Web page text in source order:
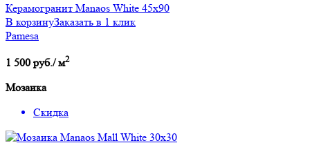
Керамогранит Manaos White 45x90
В корзинуЗаказать в 1 клик
Pamesa
1 500 руб./ м2
Мозаика
Скидка